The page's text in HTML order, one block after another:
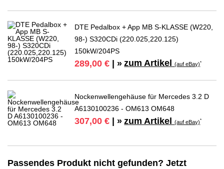
DTE Pedalbox + App MB S-KLASSE (W220,
98-) S320CDi (220.025,220.125)
150kW/204PS
289,00 € | » zum Artikel(auf eBay)*
Nockenwellengehäuse für Mercedes 3.2 D
A6130100236 - OM613 OM648
307,00 € | » zum Artikel(auf eBay)*
Passendes Produkt nicht gefunden? Jetzt